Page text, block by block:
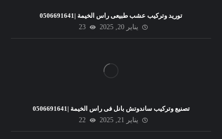
توريد وتركيب عشب طبيعى راس الخيمة |0506691641
يناير 20, 2025
23
تصنيع وتركيب ساندوتش بانل فى راس الخيمة |0506691641
يناير 21, 2025
22